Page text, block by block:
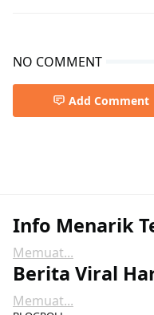
NO COMMENT
Add Comment
Info Menarik
Memuat...
Berita Viral
Memuat...